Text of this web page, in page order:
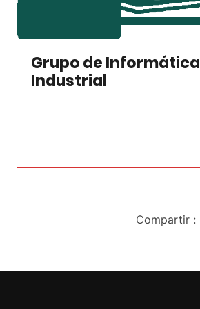
Grupo de Informática
Industrial
Compartir :